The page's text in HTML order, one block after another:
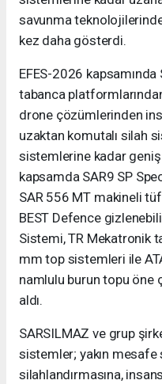
savunma
kez daha gösterdi.
EFES-2026
tabanca
drone çözümlerinden
uzaktan komutalı silah
sistemlerine kadar geniş
kapsamda SAR9 SP
SAR 556 MT makineli
BEST Defence
Sistemi, TR Mekatronik
mm top sistemleri ile
namlulu burun topu öne
aldı.
SARSILMAZ ve grup
sistemler; yakın
silahlandırmasına,